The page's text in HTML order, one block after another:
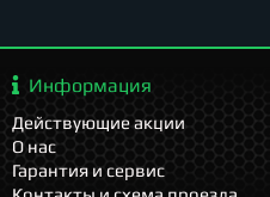
Информация
Действующие акции
О нас
Гарантия и сервис